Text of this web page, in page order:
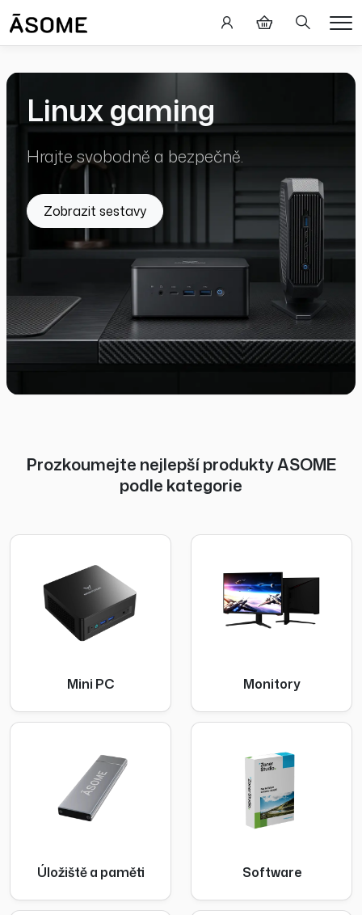
Hledání
Linux gaming
Hrajte svobodně a bezpečně.
Zobrazit sestavy
Prozkoumejte nejlepší produkty ASOME
podle kategorie
Mini PC Monitory
Úložiště a paměti Software